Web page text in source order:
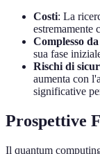
Costi: La
estremamente
Complesso
sua fase
Rischi di
aumenta con
significative
Prospettive
Il quantum